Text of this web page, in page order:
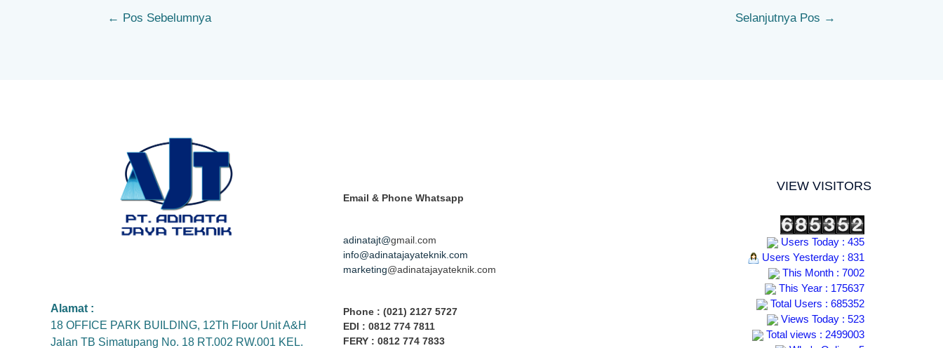
← Pos Sebelumnya Selanjutnya Pos →
Alamat :
18 OFFICE PARK BUILDING, 12Th Floor Unit A&H
Jalan TB Simatupang No. 18 RT.002 RW.001 KEL.
Email & Phone Whatsapp
adinatajt@gmail.com
info@adinatajayateknik.com
marketing@adinatajayateknik.com
Phone : (021) 2127 5727
EDI : 0812 774 7811
FERY : 0812 774 7833
VIEW VISITORS
Users Today : 435
Users Yesterday : 831
This Month : 7002
This Year : 175637
Total Users : 685352
Views Today : 523
Total views : 2499003